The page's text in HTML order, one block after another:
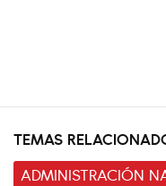
TEMAS
ADMINISTRACIÓN